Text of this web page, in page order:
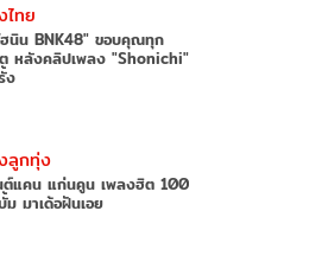
ไทย
ฮนิน BNK48" ขอบคุณทุก
หลังคลิปเพลง "Shonichi"
ง
ลูกทุ่ง
ต์แคน แก่นคูน เพลงฮิต 100
มาเด้อฝันเอย